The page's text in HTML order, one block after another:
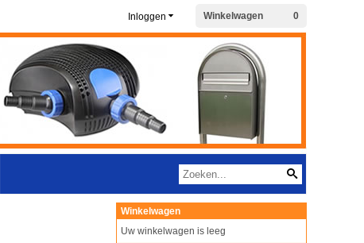
Winkelwagen 0
Inloggen
Winkelwagen
Uw winkelwagen is leeg